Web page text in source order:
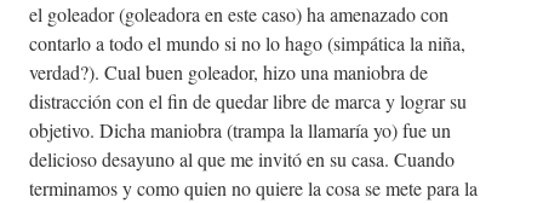
el goleador (goleadora en este caso) ha amenazado con
contarlo a todo el mundo si no lo hago (simpática la niña,
verdad?). Cual buen goleador, hizo una maniobra de
distracción con el fin de quedar libre de marca y lograr su
objetivo. Dicha maniobra (trampa la llamaría yo) fue un
delicioso desayuno al que me invitó en su casa. Cuando
terminamos y como quien no quiere la cosa se mete para la